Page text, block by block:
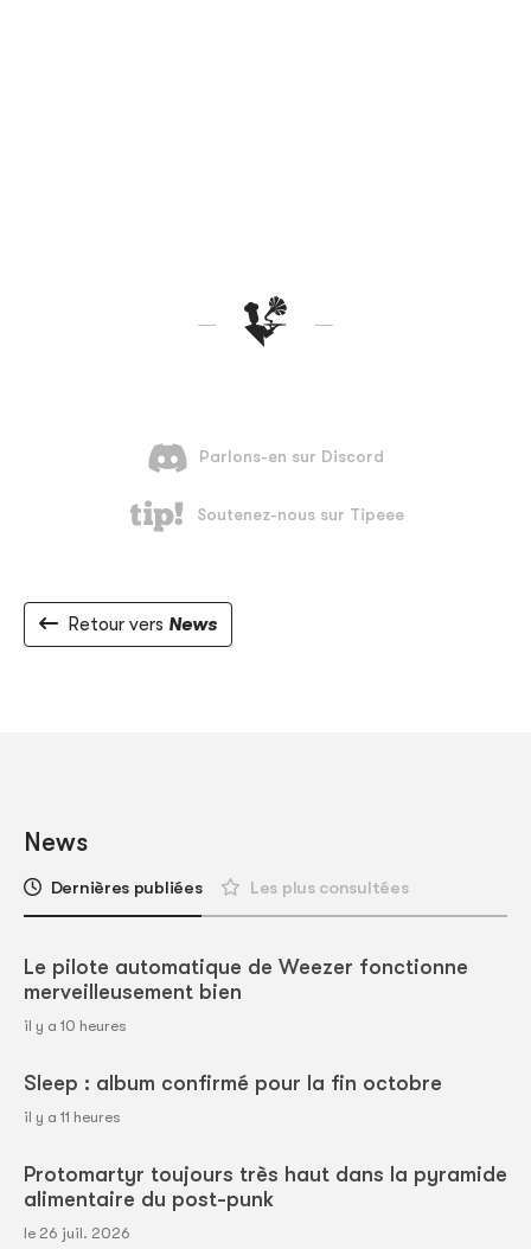
Retour vers News
News
Dernières publiées Les plus consultées
Le pilote automatique de Weezer fonctionne
merveilleusement bien
il y a 10 heures
Sleep : album confirmé pour la fin octobre
il y a 11 heures
Protomartyr toujours très haut dans la pyramide
alimentaire du post-punk
le 26 juil. 2026